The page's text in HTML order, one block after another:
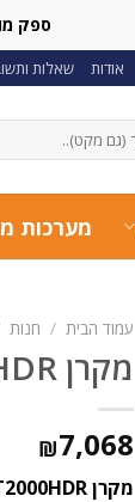
ספק
אודות שאלות
מערכות
עמוד הבית / חנות
מקרן OPTOMA GT2000HDR
₪7,068
מקרן Optoma GT2000HDR